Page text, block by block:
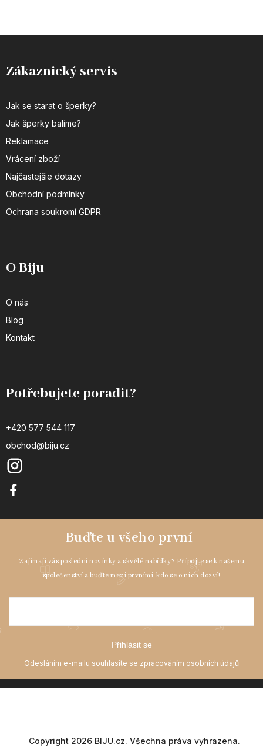
Zákaznický servis
Jak se starat o šperky?
Jak šperky balíme?
Reklamace
Vrácení zboží
Najčastejšie dotazy
Obchodní podmínky
Ochrana soukromí GDPR
O Biju
O nás
Blog
Kontakt
Potřebujete poradit?
+420 577 544 117
obchod@biju.cz
Přihlásit se
Copyright 2026 BIJU.cz. Všechna práva vyhrazena.